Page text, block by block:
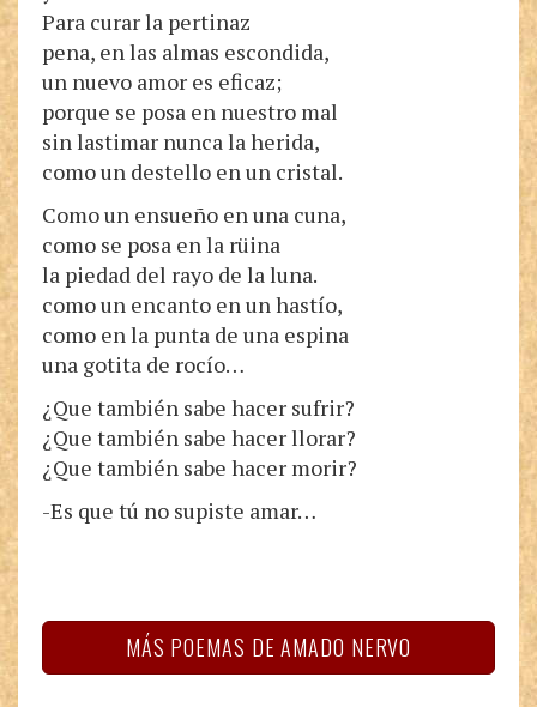
Para curar la pertinaz
pena, en las almas escondida,
un nuevo amor es eficaz;
porque se posa en nuestro mal
sin lastimar nunca la herida,
como un destello en un cristal.
Como un ensueño en una cuna,
como se posa en la rüina
la piedad del rayo de la luna.
como un encanto en un hastío,
como en la punta de una espina
una gotita de rocío…
¿Que también sabe hacer sufrir?
¿Que también sabe hacer llorar?
¿Que también sabe hacer morir?
-Es que tú no supiste amar…
MÁS POEMAS DE AMADO NERVO